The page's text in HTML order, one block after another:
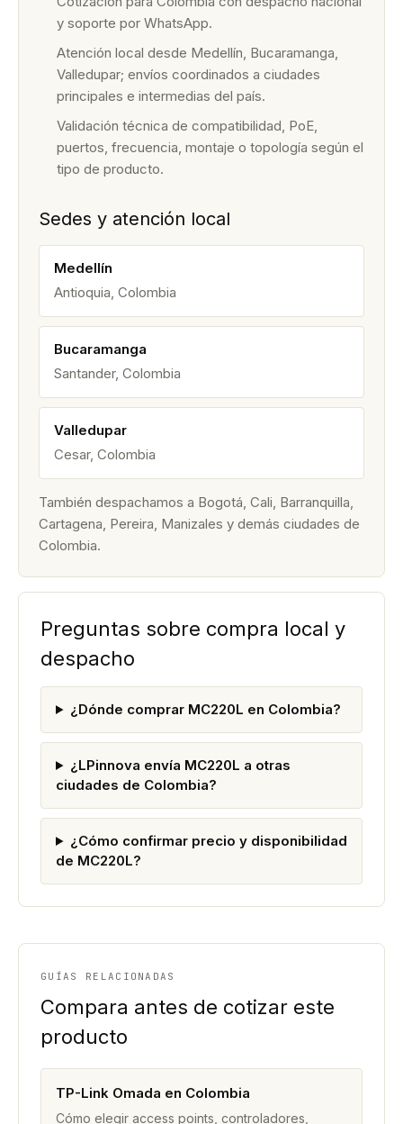
y soporte por WhatsApp.
Atención local desde Medellín, Bucaramanga,
Valledupar; envíos coordinados a ciudades
principales e intermedias del país.
Validación técnica de compatibilidad, PoE,
puertos, frecuencia, montaje o topología según el
tipo de producto.
Sedes y atención local
Medellín
Antioquia, Colombia
Bucaramanga
Santander, Colombia
Valledupar
Cesar, Colombia
También despachamos a Bogotá, Cali, Barranquilla,
Cartagena, Pereira, Manizales y demás ciudades de
Colombia.
Preguntas sobre compra local y
despacho
¿Dónde comprar MC220L en Colombia?
¿LPinnova envía MC220L a otras
ciudades de Colombia?
¿Cómo confirmar precio y disponibilidad
de MC220L?
GUÍAS RELACIONADAS
Compara antes de cotizar este
producto
TP-Link Omada en Colombia
Cómo elegir access points, controladores,